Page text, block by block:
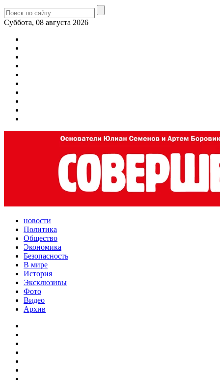
Суббота, 08 августа 2026
новости
Политика
Общество
Экономика
Безопасность
В мире
История
Эксклюзивы
Фото
Видео
Архив